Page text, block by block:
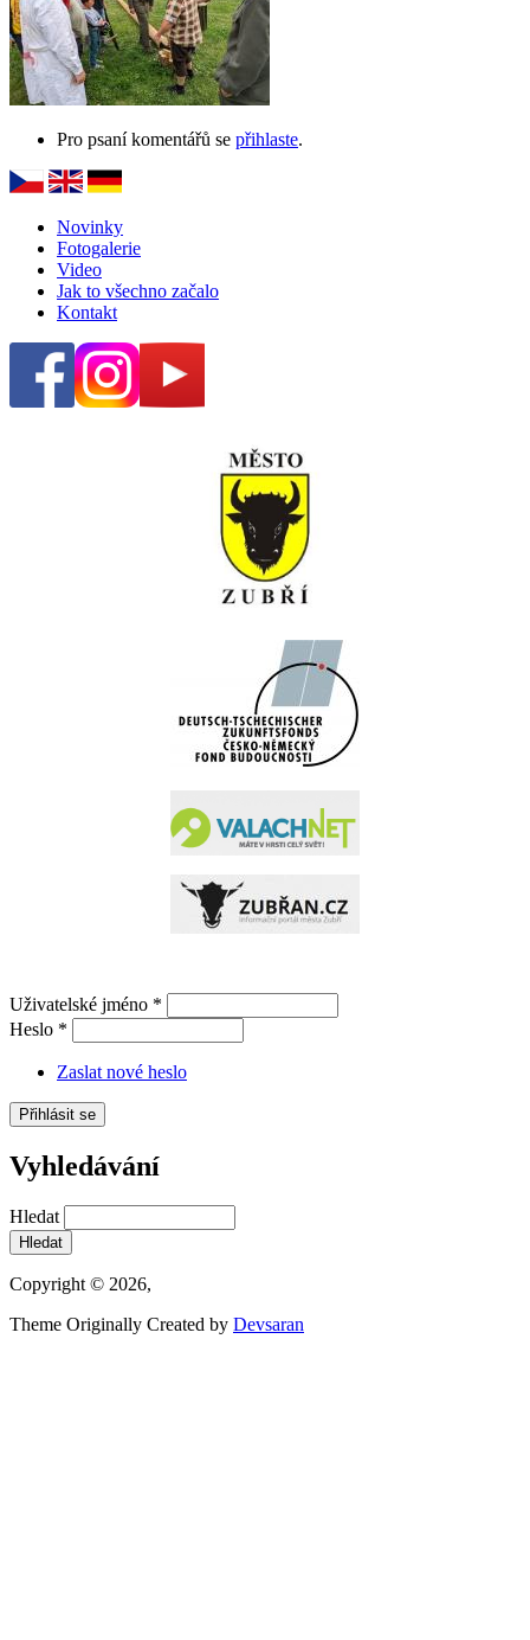
Pro psaní komentářů se přihlaste.
Novinky
Fotogalerie
Video
Jak to všechno začalo
Kontakt
Uživatelské jméno *
Heslo *
Zaslat nové heslo
Vyhledávání
Hledat
Copyright © 2026,
Theme Originally Created by Devsaran